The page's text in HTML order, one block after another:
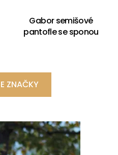
Gabor semišové
pantofle se sponou
ZNAČKY